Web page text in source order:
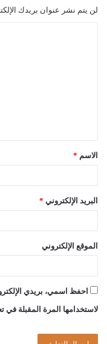
لن يتم نشر عنوان بريدك
الاسم *
البريد الإلكتروني *
الموقع الإلكتروني
احفظ اسمي، بريدي
لاستخدامها المرة المقبلة في